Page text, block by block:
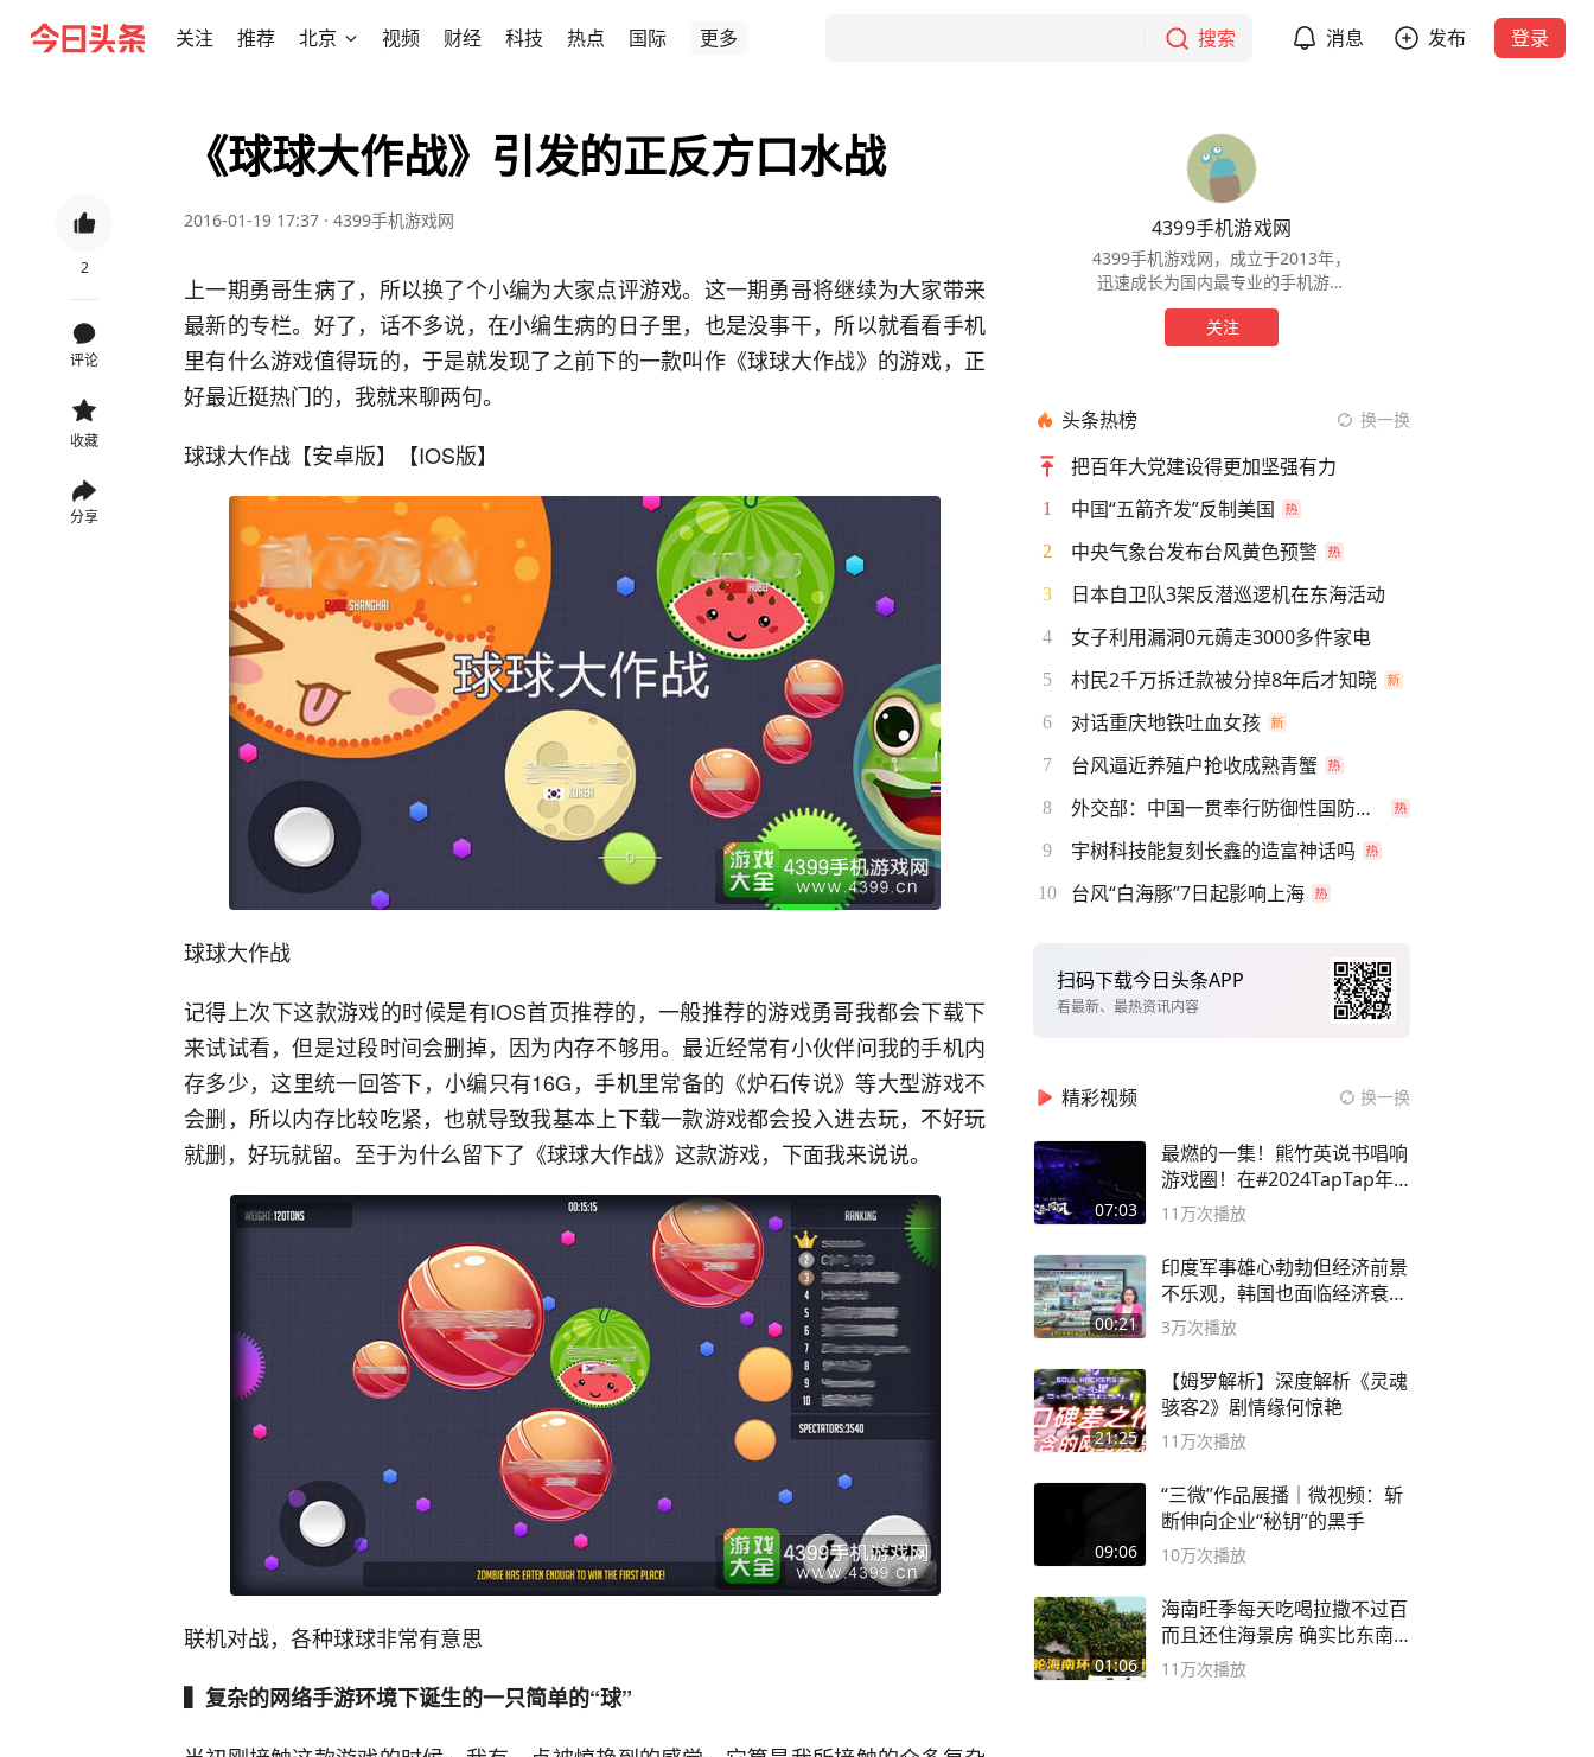
关注 推荐 北京 视频 财经 科技 热点 国际 更多 搜索 消息 发布 登录
2
评论
收藏
分享
《球球大作战》引发的正反方口水战
2016-01-19 17:37 · 4399手机游戏网
上一期勇哥生病了，所以换了个小编为大家点评游戏。这一期勇哥将继续为大家带来
最新的专栏。好了，话不多说，在小编生病的日子里，也是没事干，所以就看看手机
里有什么游戏值得玩的，于是就发现了之前下的一款叫作《球球大作战》的游戏，正
好最近挺热门的，我就来聊两句。
球球大作战【安卓版】【IOS版】
球球大作战
记得上次下这款游戏的时候是有IOS首页推荐的，一般推荐的游戏勇哥我都会下载下
来试试看，但是过段时间会删掉，因为内存不够用。最近经常有小伙伴问我的手机内
存多少，这里统一回答下，小编只有16G，手机里常备的《炉石传说》等大型游戏不
会删，所以内存比较吃紧，也就导致我基本上下载一款游戏都会投入进去玩，不好玩
就删，好玩就留。至于为什么留下了《球球大作战》这款游戏，下面我来说说。
联机对战，各种球球非常有意思
▍复杂的网络手游环境下诞生的一只简单的“球”
4399手机游戏网
4399手机游戏网，成立于2013年，
迅速成长为国内最专业的手机游戏
媒体和下载平台之一，以及时快
速、优质深度的内容吸引了数千万
忠实用户。
关注
头条热榜 换一换
把百年大党建设得更加坚强有力
1 中国“五箭齐发”反制美国
2 中央气象台发布台风黄色预警
3 日本自卫队3架反潜巡逻机在东海活动
4 女子利用漏洞0元薅走3000多件家电
5 村民2千万拆迁款被分掉8年后才知晓
6 对话重庆地铁吐血女孩
7 台风逼近养殖户抢收成熟青蟹
8 外交部：中国一贯奉行防御性国防政策
9 宇树科技能复刻长鑫的造富神话吗
10 台风“白海豚”7日起影响上海
扫码下载今日头条APP
看最新、最热资讯内容
精彩视频 换一换
07:03
最燃的一集！熊竹英说书唱响
游戏圈！在#2024TapTap年
度游戏大赏
11万次播放
00:21
印度军事雄心勃勃但经济前景
不乐观，韩国也面临经济衰退
风险
3万次播放
21:25
【姆罗解析】深度解析《灵魂
骇客2》剧情缘何惊艳
11万次播放
09:06
“三微”作品展播｜微视频：斩
断伸向企业“秘钥”的黑手
10万次播放
01:06
海南旺季每天吃喝拉撒不过百
而且还住海景房 确实比东南
亚合适
11万次播放